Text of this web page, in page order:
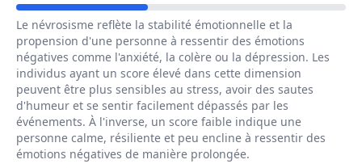
Le névrosisme reflète la stabilité émotionnelle et la
propension d'une personne à ressentir des émotions
négatives comme l'anxiété, la colère ou la dépression. Les
individus ayant un score élevé dans cette dimension
peuvent être plus sensibles au stress, avoir des sautes
d'humeur et se sentir facilement dépassés par les
événements. À l'inverse, un score faible indique une
personne calme, résiliente et peu encline à ressentir des
émotions négatives de manière prolongée.